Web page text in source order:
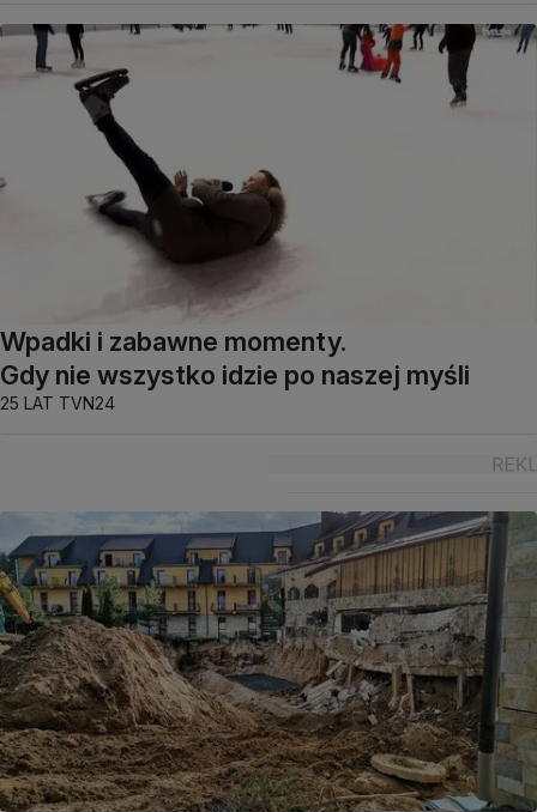
Wpadki i zabawne momenty.
Gdy nie wszystko idzie po naszej myśli
25 LAT TVN24